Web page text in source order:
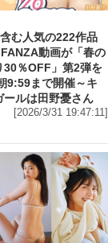
む人気の222作品
動画が「春の
30％OFF」第2弾を
9:59まで開催～キ
ールは田野憂さん
[2026/3/31 19:47:11]